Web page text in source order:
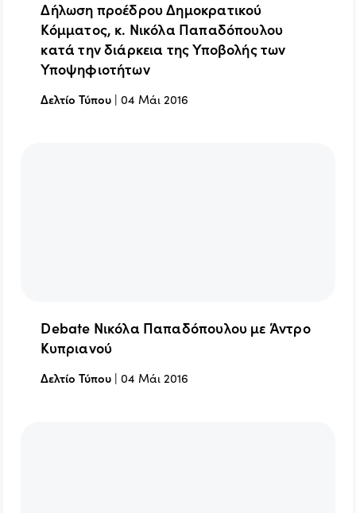
Δήλωση προέδρου Δημοκρατικού
Κόμματος, κ. Νικόλα Παπαδόπουλου
κατά την διάρκεια της Υποβολής των
Υποψηφιοτήτων
Δελτίο Τύπου |04 Μάι 2016
Debate Νικόλα Παπαδόπουλου με Άντρο
Κυπριανού
Δελτίο Τύπου |04 Μάι 2016